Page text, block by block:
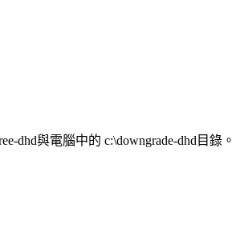
dhd與電腦中的 c:\downgrade-dhd目錄。